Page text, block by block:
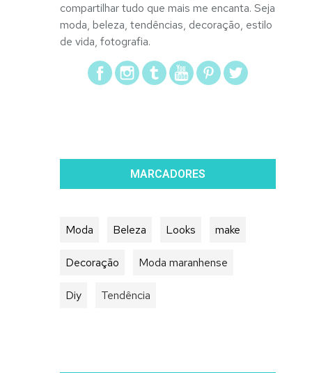
compartilhar tudo que mais me encanta. Seja
moda, beleza, tendências, decoração, estilo
de vida, fotografia.
MARCADORES
Moda Beleza Looks make
Decoração Moda maranhense
Diy Tendência